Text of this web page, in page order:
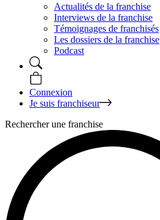
Actualités de la franchise
Interviews de la franchise
Témoignages de franchisés
Les dossiers de la franchise
Podcast
Connexion
Je suis franchiseur
Rechercher une franchise